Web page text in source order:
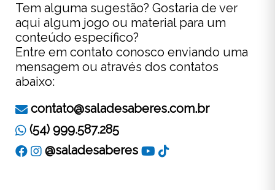
Tem alguma sugestão? Gostaria de ver
aqui algum jogo ou material para um
conteúdo específico?
Entre em contato conosco enviando uma
mensagem ou através dos contatos
abaixo:
contato@saladesaberes.com.br
(54) 999.587.285
@saladesaberes